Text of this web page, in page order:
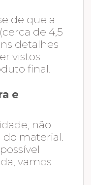
de que a
de 4,5
detalhes
vistos
final.
e
não
material.
vamos